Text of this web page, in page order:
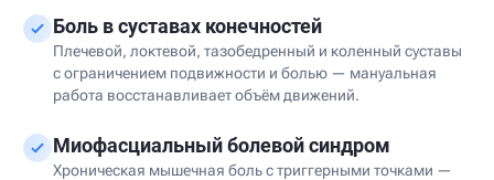
Боль в суставах конечностей
Плечевой, локтевой, тазобедренный и коленный суставы
с ограничением подвижности и болью — мануальная
работа восстанавливает объём движений.
Миофасциальный болевой синдром
Хроническая мышечная боль с триггерными точками —